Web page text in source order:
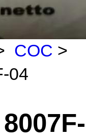
COC >
04